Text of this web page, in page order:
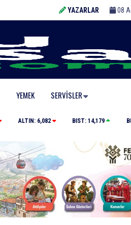
YAZARLAR 08
YEMEK SERVISLER
ALTIN: 6,082 BIST: 14,179